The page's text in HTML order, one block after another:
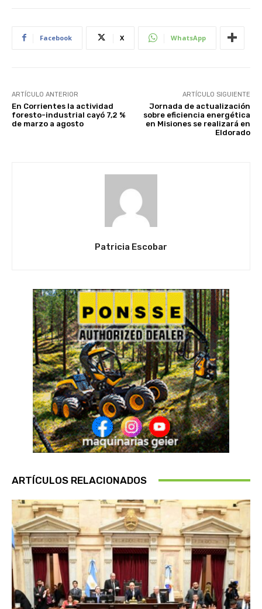
Facebook X WhatsApp
ARTÍCULO ANTERIOR
En Corrientes la actividad
foresto-industrial cayó 7,2 %
de marzo a agosto
ARTÍCULO SIGUIENTE
Jornada de actualización
sobre eficiencia energética
en Misiones se realizará en
Eldorado
Patricia Escobar
ARTÍCULOS RELACIONADOS